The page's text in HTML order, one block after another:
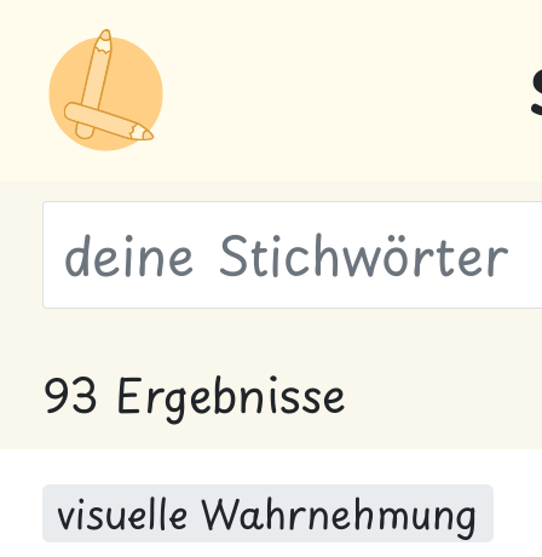
93 Ergebnisse
visuelle Wahrnehmung
wähle Labels